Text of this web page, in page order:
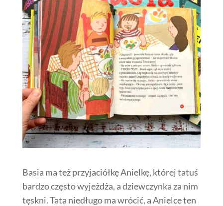
Basia ma też przyjaciółkę Anielkę, której tatuś
bardzo często wyjeżdża, a dziewczynka za nim
tęskni. Tata niedługo ma wrócić, a Anielce ten